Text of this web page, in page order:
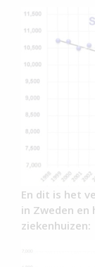
En dit is het
in Zweden
ziekenhuizen: